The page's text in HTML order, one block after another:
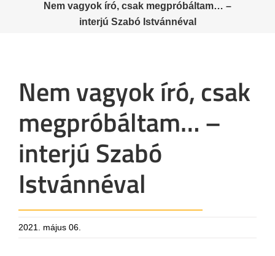
Nem vagyok író, csak megpróbáltam… –
interjú Szabó Istvánnéval
Nem vagyok író, csak
megpróbáltam… –
interjú Szabó
Istvánnéval
2021. május 06.